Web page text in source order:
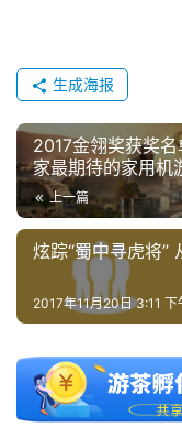
中
文
(
中
国
)
生成海报
2017金翎奖获奖
家最期待的家用机
上一篇
炫踪“蜀中寻虎将”
2017年11月20日 3:11 下